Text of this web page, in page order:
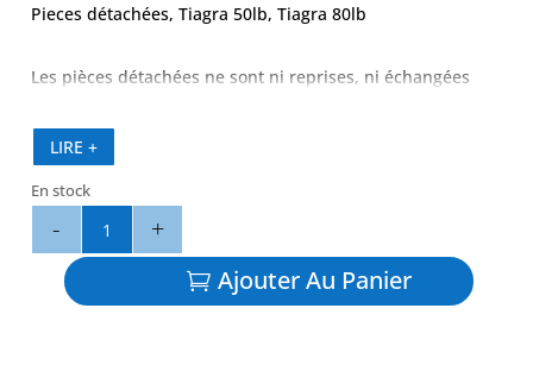
Pieces détachées, Tiagra 50lb, Tiagra 80lb
Les pièces détachées ne sont ni reprises, ni échangées
LIRE +
En stock
Tiagra
Ajouter Au Panier